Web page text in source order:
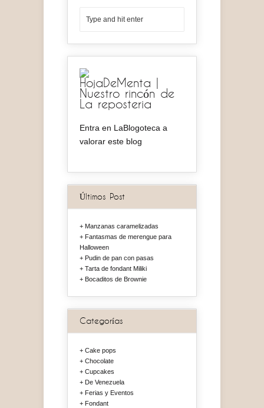
HojaDeMenta |
Nuestro rincón de
La reposteria
Entra en LaBlogoteca a
valorar este blog
Últimos Post
Manzanas caramelizadas
Fantasmas de merengue para
Halloween
Pudin de pan con pasas
Tarta de fondant Miliki
Bocaditos de Brownie
Categorías
Cake pops
Chocolate
Cupcakes
De Venezuela
Ferias y Eventos
Fondant